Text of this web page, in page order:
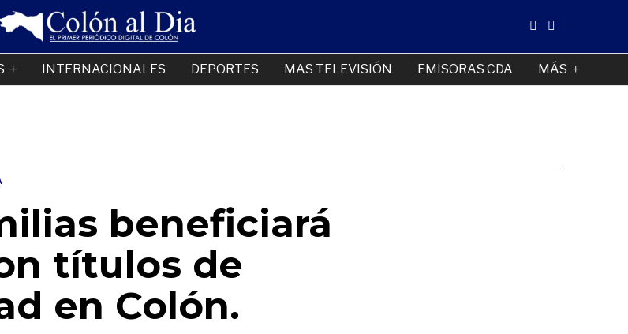
INTERNACIONALES DEPORTES MAS TELEVISIÓN EMISORAS CDA MÁS
beneficiará
títulos de
en Colón.